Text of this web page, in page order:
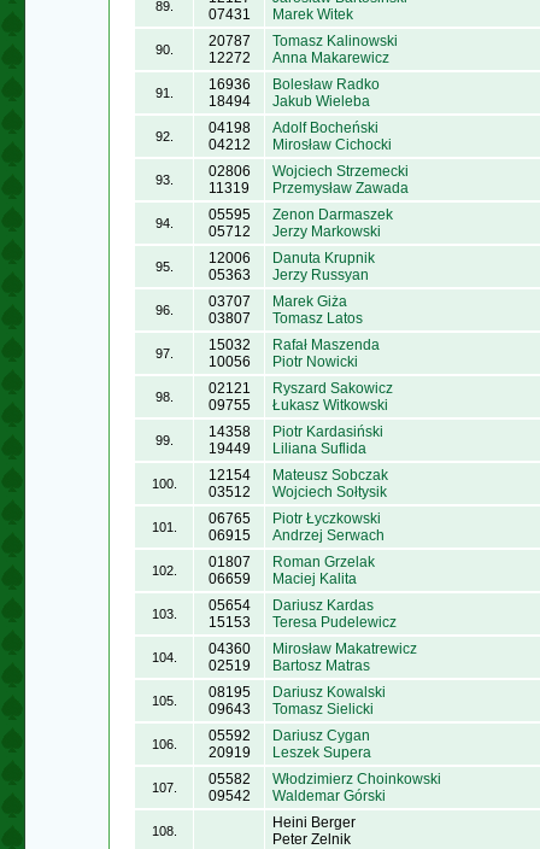
89.
07431
Marek Witek
90.
20787
12272
Tomasz Kalinowski
Anna Makarewicz
91.
16936
18494
Bolesław Radko
Jakub Wieleba
92.
04198
04212
Adolf Bocheński
Mirosław Cichocki
93.
02806
11319
Wojciech Strzemecki
Przemysław Zawada
94.
05595
05712
Zenon Darmaszek
Jerzy Markowski
95.
12006
05363
Danuta Krupnik
Jerzy Russyan
96.
03707
03807
Marek Giża
Tomasz Latos
97.
15032
10056
Rafał Maszenda
Piotr Nowicki
98.
02121
09755
Ryszard Sakowicz
Łukasz Witkowski
99.
14358
19449
Piotr Kardasiński
Liliana Suflida
100.
12154
03512
Mateusz Sobczak
Wojciech Sołtysik
101.
06765
06915
Piotr Łyczkowski
Andrzej Serwach
102.
01807
06659
Roman Grzelak
Maciej Kalita
103.
05654
15153
Dariusz Kardas
Teresa Pudelewicz
104.
04360
02519
Mirosław Makatrewicz
Bartosz Matras
105.
08195
09643
Dariusz Kowalski
Tomasz Sielicki
106.
05592
20919
Dariusz Cygan
Leszek Supera
107.
05582
09542
Włodzimierz Choinkowski
Waldemar Górski
108.
Heini Berger
Peter Zelnik